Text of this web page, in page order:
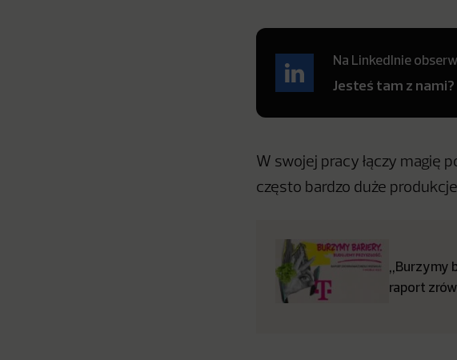
Na LinkedInie
Jesteś tam z nami?
W swojej pracy łączy magię
często bardzo duże
raport